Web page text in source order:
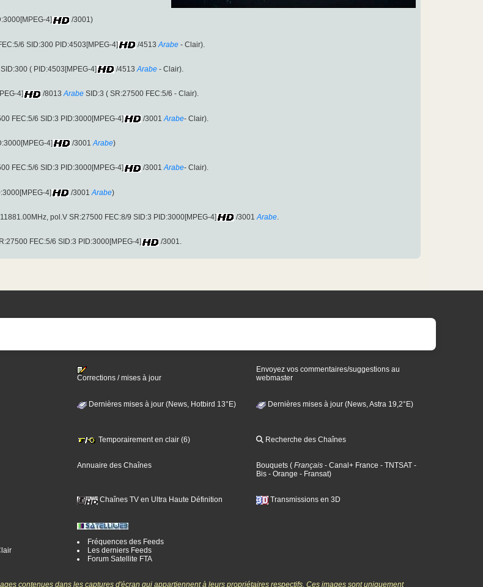
4]
/3001)
6 SID:300 PID:4503[MPEG-4] /4513 Arabe - Clair).
( PID:4503[MPEG-4] /4513 Arabe - Clair).
4] /8013 Arabe SID:3 ( SR:27500 FEC:5/6 - Clair).
FEC:5/6 SID:3 PID:3000[MPEG-4] /3001 Arabe- Clair).
4] /3001 Arabe)
FEC:5/6 SID:3 PID:3000[MPEG-4] /3001 Arabe- Clair).
4] /3001 Arabe)
pol.V SR:27500 FEC:8/9 SID:3 PID:3000[MPEG-4] /3001 Arabe.
FEC:5/6 SID:3 PID:3000[MPEG-4] /3001.
Corrections / mises à jour
Envoyez vos commentaires/suggestions au
webmaster
Dernières mises à jour (News, Hotbird 13°E) Dernières mises à jour (News, Astra 19,2°E)
Temporairement en clair (6) Recherche des Chaînes
Annuaire des Chaînes Bouquets ( Français - Canal+ France - TNTSAT -
Bis - Orange - Fransat)
Chaînes TV en Ultra Haute Définition Transmissions en 3D
Fréquences des Feeds
Les derniers Feeds
Forum Satellite FTA
contenues dans les captures d'écran qui appartiennent à leurs propriétaires respectifs. Ces images sont uniquement